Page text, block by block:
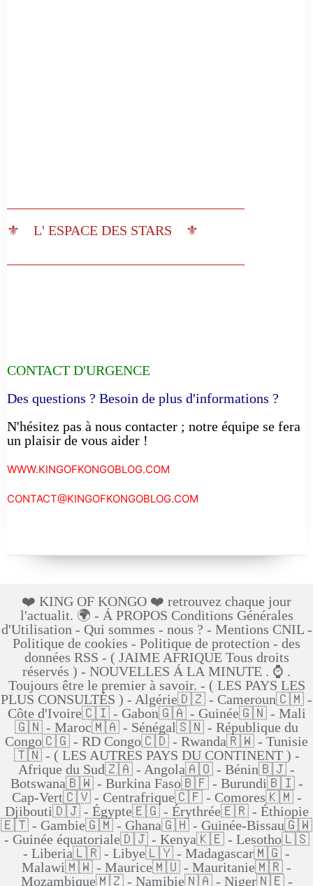
⚜️ L' ESPACE DES STARS ⚜️
CONTACT D'URGENCE
Des questions ? Besoin de plus d'informations ?
N'hésitez pas à nous contacter ; notre équipe se fera
un plaisir de vous aider !
WWW.KINGOFKONGOBLOG.COM
CONTACT@KINGOFKONGOBLOG.COM
❤️ KING OF KONGO ❤️ retrouvez chaque jour
l'actualit. 🌍 - Á PROPOS Conditions Générales
d'Utilisation - Qui sommes - nous ? - Mentions CNIL -
Politique de cookies - Politique de protection - des
données RSS - ( JAIME AFRIQUE Tous droits
réservés ) - NOUVELLES Á LA MINUTE . ⌚ .
Toujours être le premier à savoir. - ( LES PAYS LES
PLUS CONSULTÉS ) - Algérie🇩🇿 - Cameroun🇨🇲 -
Côte d'Ivoire🇨🇮 - Gabon🇬🇦 - Guinée🇬🇳 - Mali
🇬🇳 - Maroc🇲🇦 - Sénégal🇸🇳 - République du
Congo🇨🇬 - RD Congo🇨🇩 - Rwanda🇷🇼 - Tunisie
🇹🇳 - ( LES AUTRES PAYS DU CONTINENT ) -
Afrique du Sud🇿🇦 - Angola🇦🇴 - Bénin🇧🇯 -
Botswana🇧🇼 - Burkina Faso🇧🇫 - Burundi🇧🇮 -
Cap-Vert🇨🇻 - Centrafrique🇨🇫 - Comores🇰🇲 -
Djibouti🇩🇯 - Égypte🇪🇬 - Érythrée🇪🇷 - Éthiopie
🇪🇹 - Gambie🇬🇲 - Ghana🇬🇭 - Guinée-Bissau🇬🇼
- Guinée équatoriale🇩🇯 - Kenya🇰🇪 - Lesotho🇱🇸
- Liberia🇱🇷 - Libye🇱🇾 - Madagascar🇲🇬 -
Malawi🇲🇼 - Maurice🇲🇺 - Mauritanie🇲🇷 -
Mozambique🇲🇿 - Namibie🇳🇦 - Niger🇳🇪 -